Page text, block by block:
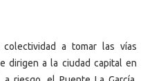
a tomar las vías
dirigen a la ciudad capital en